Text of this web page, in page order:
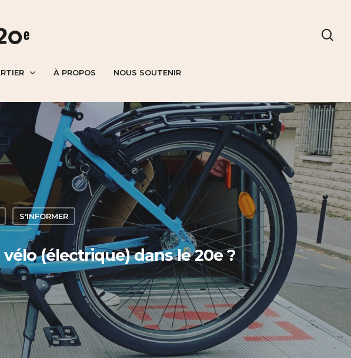
À PROPOS NOUS SOUTENIR
S'INFORMER
(électrique) dans le 20e ?